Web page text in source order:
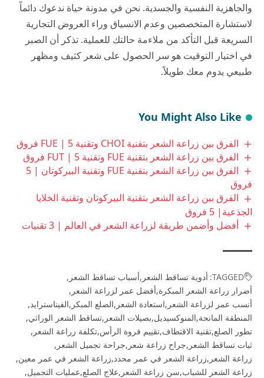
والجاهزية النفسية والجسدية. نحن في مدونة حياة ندعوك دائماً
لاستشارة المتخصصين وعدم الانسياق وراء العروض التجارية
السريعة قبل التأكد من ملاءمة حالتك للعملية. تذكر أن الصبر
في اختيار التوقيت هو سر الحصول على شعر كثيف ومظهر
طبيعي يدوم معك طويلاً.
You Might Also Like
الفرق بين زراعة الشعر بتقنية CHOI وتقنية FUE | 5 فروق
الفرق بين زراعة الشعر بتقنية FUE وتقنية FUT | 5 فروق
الفرق بين زراعة الشعر بتقنية FUE وتقنية البيركوتان | 5
فروق
الفرق بين زراعة الشعر بتقنية البيركوتان وتقنية الخلايا
الجذعية| 5 فروق
أفضل وأضمن طريقة لزراعة الشعر في العالم | 3 تقنيات
TAGGED: أدوية تساقط الشعر أسباب تساقط الشعر
أضرار زراعة الشعر المبكرة أفضل عمر لزراعة الشعر
أنسب عمر لزراعة الشعر استعادة الشعر الصلع المبكر الفيناسترايد
المنطقة المانحة المنوكسيديل بصيلات الشعر تساقط الشعر الوراثي
تطور الصلع تقنية الاقتطاف تقييم فروة الرأس تكلفة زراعة الشعر
ثبات تساقط الشعر جراح زراعة شعر جراحة تجميل الشعر
زراعة الشعر زراعة الشعر في عمر محدد زراعة الشعر في عمر معين
زراعة الشعر للشباب سن زراعة الشعر علاج الصلع عمليات التجميل